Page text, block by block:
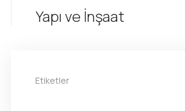
Yapı ve İnşaat
Etiketler